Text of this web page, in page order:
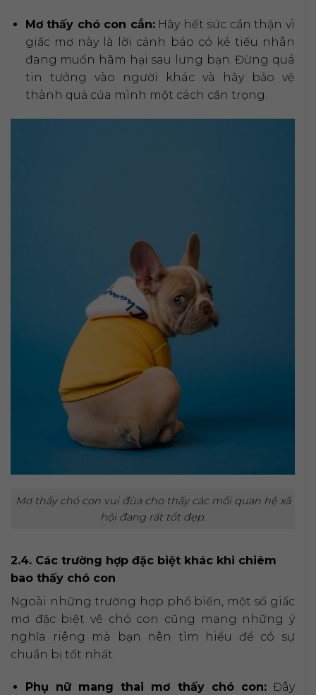
Mơ thấy chó con cắn:Hãy hết sức cẩn thận vì
giấc mơ này là lời cảnh báo có kẻ tiểu nhân
đang muốn hãm hại sau lưng bạn. Đừng quá
tin tưởng vào người khác và hãy bảo vệ
thành quả của mình một cách cẩn trọng.
Mơ thấy chó con vui đùa cho thấy các mối quan hệ xã
hội đang rất tốt đẹp.
2.4. Các trường hợp đặc biệt khác khi chiêm
bao thấy chó con
Ngoài những trường hợp phổ biến, một số giấc
mơ đặc biệt về chó con cũng mang những ý
nghĩa riêng mà bạn nên tìm hiểu để có sự
chuẩn bị tốt nhất.
Phụ nữ mang thai mơ thấy chó con:Đây